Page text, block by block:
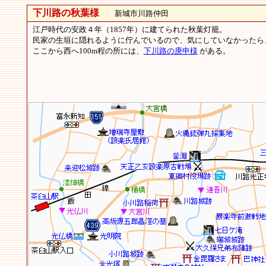
下川路の秋葉様新城市川路仲田
江戸時代の安政４年（1857年）に建てられた秋葉灯籠。
民家の生垣に隠れるように佇んでいるので、気にしていなかった
ここから西へ100m程の所には、 下川路の庚申様 がある。